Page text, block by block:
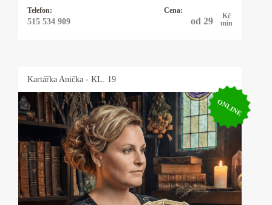
Telefon:
515 534 909
Cena:
od 29
Kč
min
Kartářka Anička - KL. 19
ONLINE
Kartářka Anička
Karty, astrologie, numerologie, výklad snů,
psychomagie. Vysoká pravděpodobnost věštby.
Baví mne taje lidské duše a tím se zabývám